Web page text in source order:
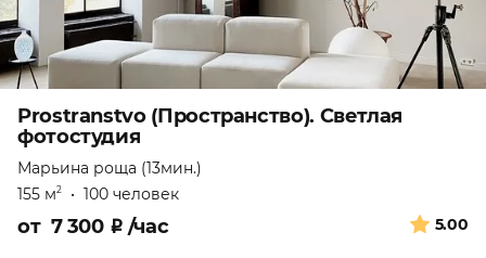
Prostranstvo (Пространство). Светлая
фотостудия
Марьина роща (13мин.)
155 м2 • 100 человек
5.00
от 7 300 ₽ /час